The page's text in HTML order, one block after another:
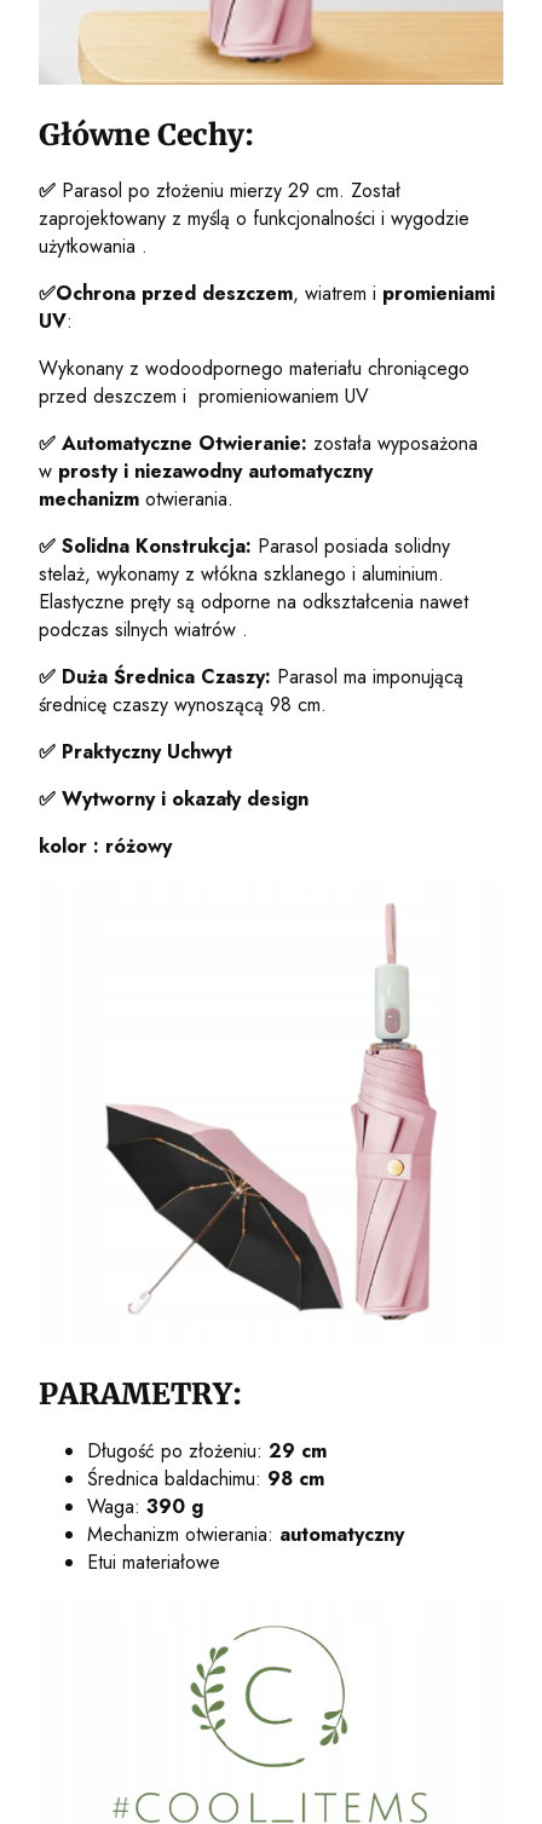
Główne Cechy:
✅ Parasol po złożeniu mierzy 29 cm. Został
zaprojektowany z myślą o funkcjonalności i wygodzie
użytkowania .
✅Ochrona przed deszczem, wiatrem i promieniami
UV:
Wykonany z wodoodpornego materiału chroniącego
przed deszczem i promieniowaniem UV
✅ Automatyczne Otwieranie: została wyposażona
w prosty i niezawodny automatyczny
mechanizm otwierania.
✅ Solidna Konstrukcja: Parasol posiada solidny
stelaż, wykonamy z włókna szklanego i aluminium.
Elastyczne pręty są odporne na odkształcenia nawet
podczas silnych wiatrów .
✅ Duża Średnica Czaszy: Parasol ma imponującą
średnicę czaszy wynoszącą 98 cm.
✅ Praktyczny Uchwyt
✅ Wytworny i okazały design
kolor : różowy
PARAMETRY:
Długość po złożeniu: 29 cm
Średnica baldachimu: 98 cm
Waga: 390 g
Mechanizm otwierania: automatyczny
Etui materiałowe